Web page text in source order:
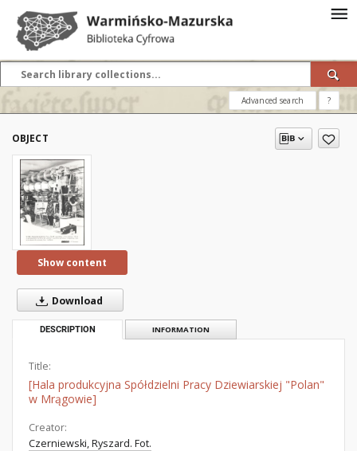
Advanced search ?
OBJECT
Show content
Download
DESCRIPTION INFORMATION
Title:
[Hala produkcyjna Spółdzielni Pracy Dziewiarskiej "Polan"
w Mrągowie]
Creator:
Czerniewski, Ryszard. Fot.